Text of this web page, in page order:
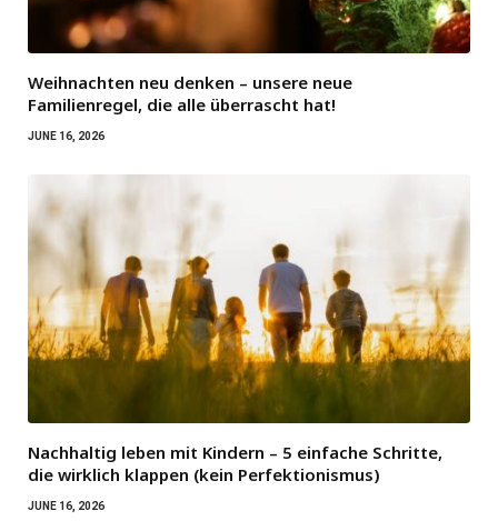
Weihnachten neu denken – unsere neue
Familienregel, die alle überrascht hat!
JUNE 16, 2026
Nachhaltig leben mit Kindern – 5 einfache Schritte,
die wirklich klappen (kein Perfektionismus)
JUNE 16, 2026